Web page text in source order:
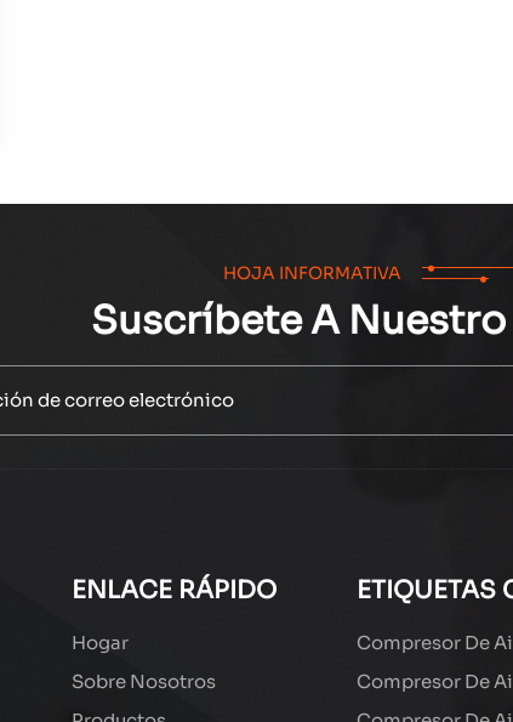
HOJA INFORMATIVA
Suscríbete A
ENLACE RÁPIDO
Hogar
Sobre Nosotros
ETIQUETAS
Compresor De
Compresor De